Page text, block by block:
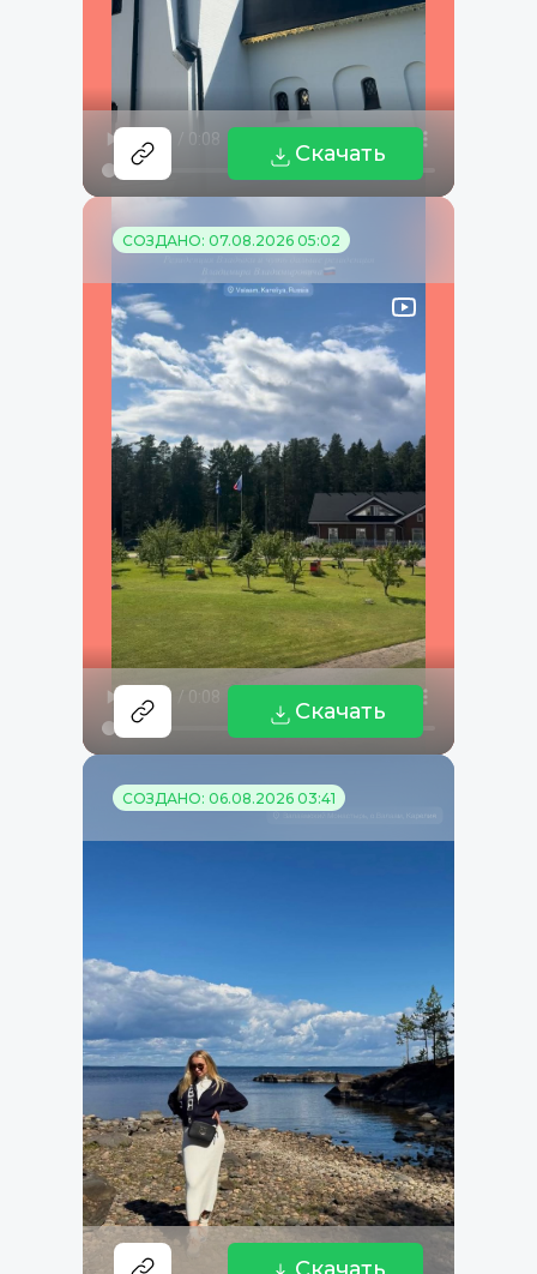
Скачать
СОЗДАНО: 07.08.2026 05:02
Скачать
СОЗДАНО: 06.08.2026 03:41